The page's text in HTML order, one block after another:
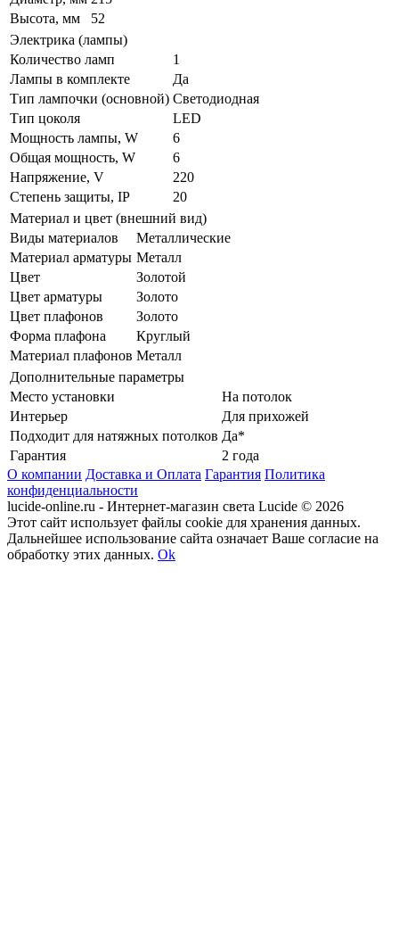
Высота, мм
52
Электрика (лампы)
Количество ламп
1
Лампы в комплекте
Да
Тип лампочки (основной) Светодиодная
Тип цоколя
LED
Мощность лампы, W
6
Общая мощность, W
6
Напряжение, V
220
Степень защиты, IP
20
Материал и цвет (внешний вид)
Виды материалов
Металлические
Материал арматуры Металл
Цвет
Золотой
Цвет арматуры
Золото
Цвет плафонов
Золото
Форма плафона
Круглый
Материал плафонов Металл
Дополнительные параметры
Место установки
На потолок
Интерьер
Для прихожей
Подходит для натяжных потолков Да*
Гарантия
2 года
О компании Доставка и Оплата Гарантия Политика
конфиденциальности
lucide-online.ru - Интернет-магазин света Lucide © 2026
Этот сайт использует файлы cookie для хранения данных.
Дальнейшее использование сайта означает Ваше согласие на
обработку этих данных. Ok